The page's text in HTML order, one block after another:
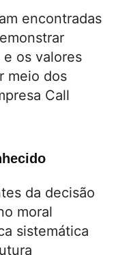
encontradas
os valores
meio dos
Call
da decisão
moral
sistemática